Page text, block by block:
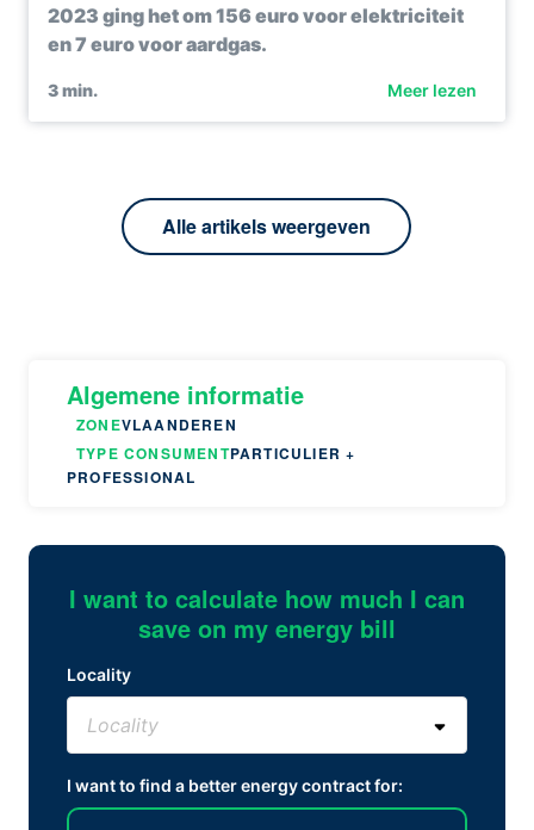
2023 ging het om 156 euro voor elektriciteit
en 7 euro voor aardgas.
3min. Meer lezen
Alle artikels weergeven
Algemene informatie
ZONEVLAANDEREN
TYPE CONSUMENTPARTICULIER +
PROFESSIONAL
I want to calculate how much I can
save on my energy bill
Locality
I want to find a better energy contract for: